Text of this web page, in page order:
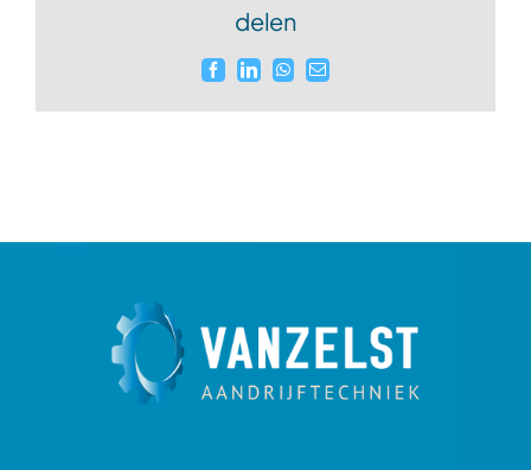
delen
FacebookLinkedInWhatsApp
E-